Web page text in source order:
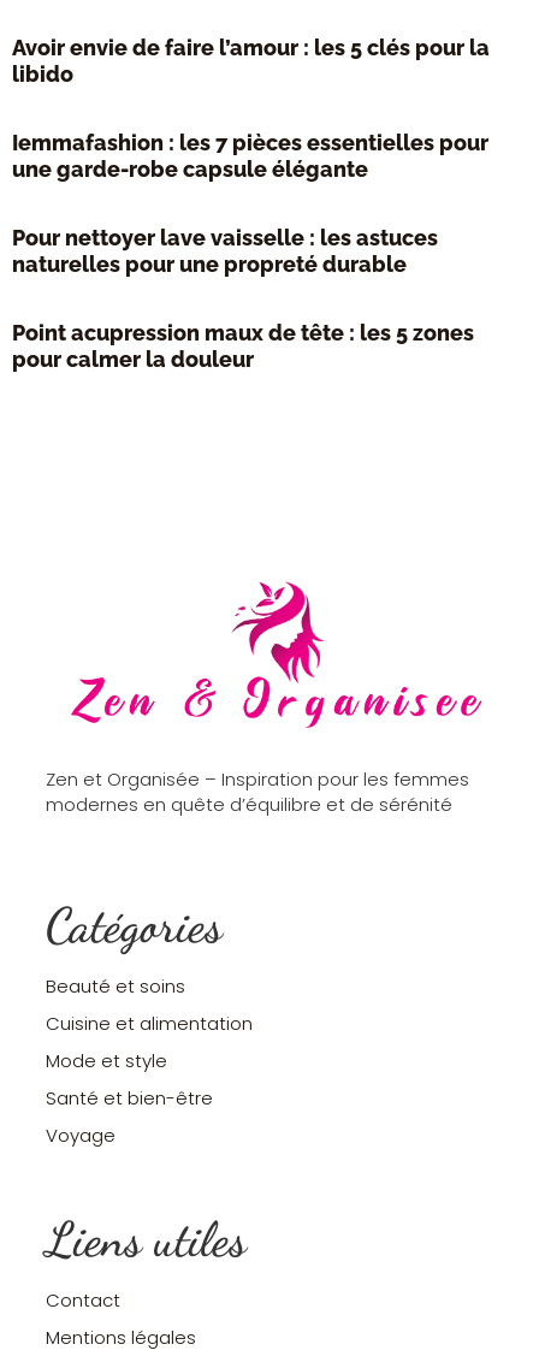
Avoir envie de faire l’amour : les 5 clés pour la
libido
Iemmafashion : les 7 pièces essentielles pour
une garde-robe capsule élégante
Pour nettoyer lave vaisselle : les astuces
naturelles pour une propreté durable
Point acupression maux de tête : les 5 zones
pour calmer la douleur
Zen et Organisée – Inspiration pour les femmes
modernes en quête d’équilibre et de sérénité
Catégories
Beauté et soins
Cuisine et alimentation
Mode et style
Santé et bien-être
Voyage
Liens utiles
Contact
Mentions légales